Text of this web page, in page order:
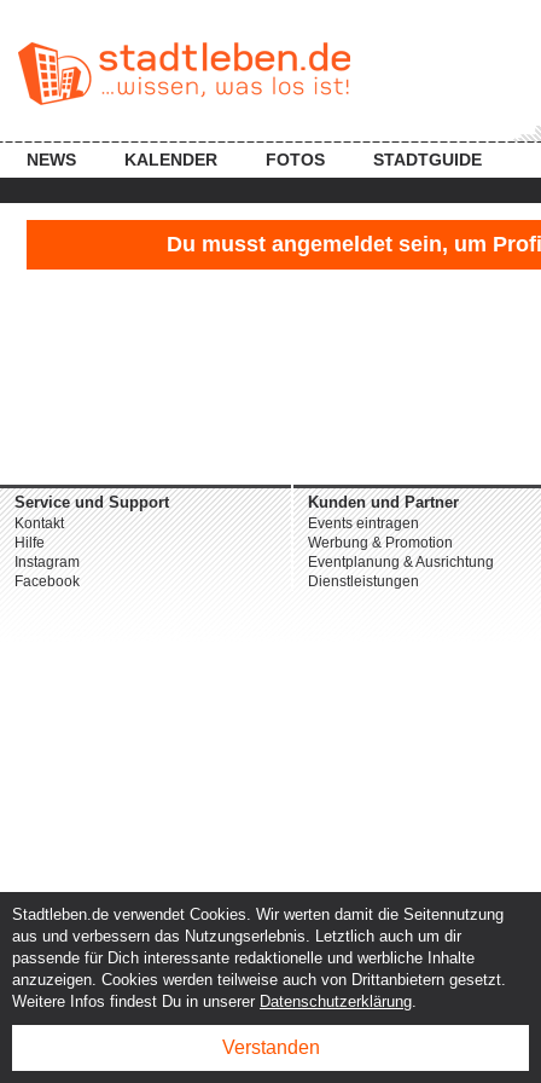
NEWS KALENDER FOTOS STADTGUIDE
Du musst angemeldet sein, um
Service und Support
Kontakt
Hilfe
Instagram
Facebook
Kunden und Partner
Events eintragen
Werbung & Promotion
Eventplanung & Ausrichtung
Dienstleistungen
Stadtleben.de verwendet Cookies. Wir werten damit die Seitennutzung
aus und verbessern das Nutzungserlebnis. Letztlich auch um dir
passende für Dich interessante redaktionelle und werbliche Inhalte
anzuzeigen. Cookies werden teilweise auch von Drittanbietern gesetzt.
Weitere Infos findest Du in unserer Datenschutzerklärung.
Verstanden